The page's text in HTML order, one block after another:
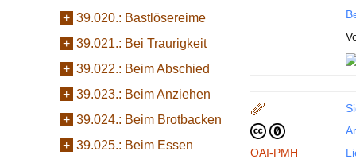
+ 39.020.: Bastlösereime
+ 39.021.: Bei Traurigkeit
+ 39.022.: Beim Abschied
+ 39.023.: Beim Anziehen
+ 39.024.: Beim Brotbacken
+ 39.025.: Beim Essen
OAI-PMH